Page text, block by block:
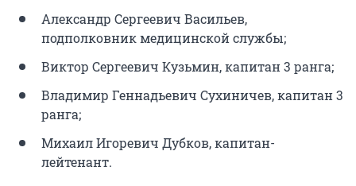
Александр Сергеевич Васильев,
подполковник медицинской службы;
Виктор Сергеевич Кузьмин, капитан 3 ранга;
Владимир Геннадьевич Сухиничев, капитан 3
ранга;
Михаил Игоревич Дубков, капитан-
лейтенант.